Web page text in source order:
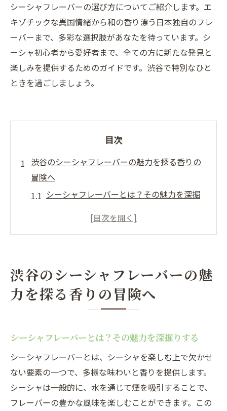
シーシャフレーバーの選び方についてご紹介します。エ
キゾチックな異国情緒から和の香り漂う日本独自のフレ
ーバーまで、多彩な選択肢があなたを待っています。シ
ーシャ初心者から愛好者まで、全ての方に新たな発見と
楽しみを提供するためのガイドです。渋谷で特別なひと
ときを過ごしましょう。
目次
渋谷のシーシャフレーバーの魅力を探る香りの
冒険へ
シーシャフレーバーとは？その魅力を深掘
渋谷で体験できるシーシャフレーバーの多
る方法
エキゾチックな香りが放つ異国情緒を楽し
バー
シーシャフレーバー選びで知っておくべき
基礎知識
シーシャ初心者必見渋谷で選ぶべきフレーバー
とは
渋谷のシーシャフレーバーの魅
力を探る香りの冒険へ
シーシャフレーバーとは？その魅力を深掘りする
シーシャフレーバーとは、シーシャを楽しむ上で欠かせ
ない要素の一つで、多様な味わいと香りを提供します。
シーシャは一般的に、水を通じて煙を吸引することで、
フレーバーの豊かな風味を楽しむことができます。この